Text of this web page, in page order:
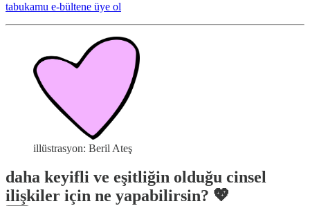
tabukamu e-bültene üye ol
illüstrasyon: Beril Ateş
daha keyifli ve eşitliğin olduğu cinsel
ilişkiler için ne yapabilirsin? 💖